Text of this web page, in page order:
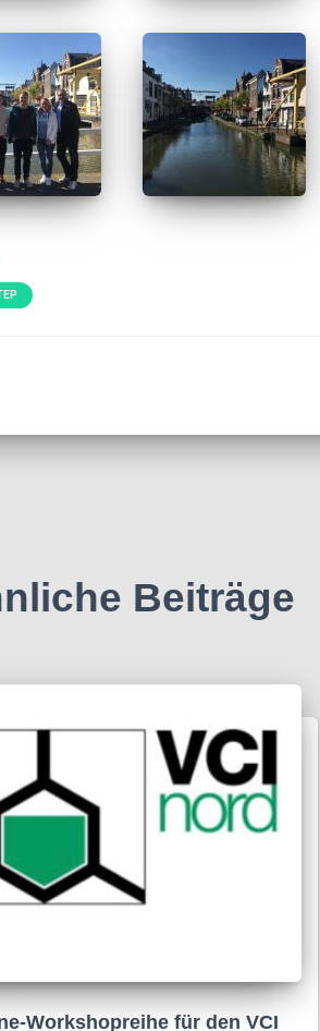
Beiträge
Workshopreihe für den VCI